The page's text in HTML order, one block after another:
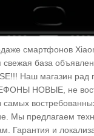
смартфонов
база
Наш магазин рад
НОВЫЕ, не
самых
Мы предлагаем
Гарантия и